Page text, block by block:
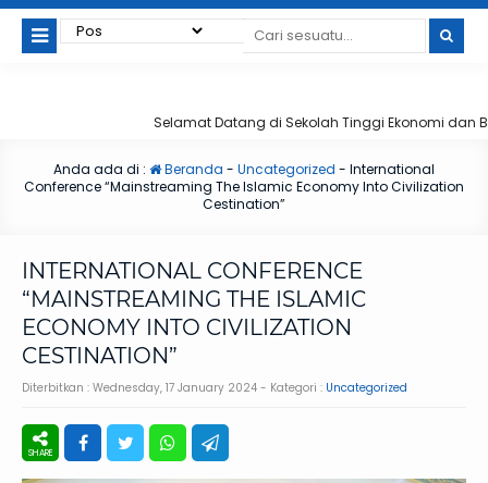
Selamat Datang di Sekolah Tinggi Ekonomi dan
Anda ada di : Beranda - Uncategorized - International
Conference “Mainstreaming The Islamic Economy Into Civilization
Cestination”
INTERNATIONAL CONFERENCE
“MAINSTREAMING THE ISLAMIC
ECONOMY INTO CIVILIZATION
CESTINATION”
Diterbitkan : Wednesday, 17 January 2024 - Kategori : Uncategorized